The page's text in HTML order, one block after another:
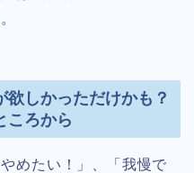
しかっただけかも？
ころから
めたい！」、「我慢で